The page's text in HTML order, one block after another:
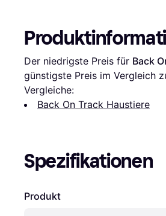
Der niedrigste Preis für Back
günstigste Preis im Vergleich
Vergleiche:
Back On Track Haustiere
Spezifikationen
Produkt